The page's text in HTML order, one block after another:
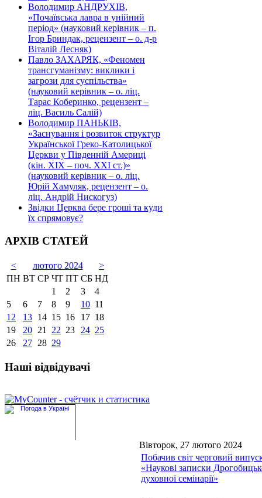
Володимир АНДРУХІВ,
«Почаївська лавра в унійний
період» (науковий керівник – п.
Ігор Бриндак, рецензент – о. д-р
Віталій Лесняк)
Павло ЗАХАРЯК, «Феномен
трансгуманізму: виклики і
загрози для суспільства»
(науковий керівник – о. ліц.
Тарас Коберинко, рецензент –
ліц. Василь Салій)
Володимир ПАНЬКІВ,
«Заснування і розвиток структур
Української Греко-Католицької
Церкви у Південній Америці
(кін. ХІХ – поч. ХХІ ст.)»
(науковий керівник – о. ліц.
Юрій Хамуляк, рецензент – о.
ліц. Андрій Нискогуз)
Звідки Церква бере гроші та куди
їх спрямовує?
АРХІВ СТАТЕЙ
< лютого 2024
>
ПН ВТ СР ЧТ ПТ СБ НД
1
2 3
4
5
6 7 8 9 10 11
12
13 14 15 16 17 18
19
20 21 22 23 24 25
26
27 28 29
Наші відвідувачі
Вівторок, 27 лютого 2024
Побачив світ черговий
«Наукові записки
духовної семінарії»